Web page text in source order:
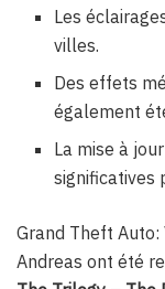
Les
villes.
Des effets
également
La mise à
significatives
Grand Theft Auto:
Andreas ont été